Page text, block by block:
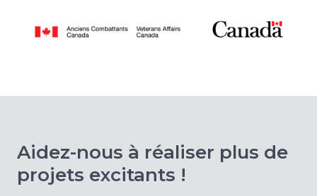
Aidez-nous à réaliser plus de
projets excitants !